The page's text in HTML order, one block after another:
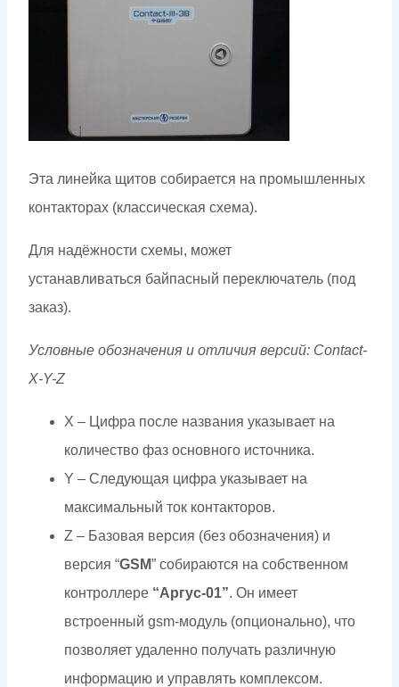
Эта линейка щитов собирается на промышленных
контакторах (классическая схема).
Для надёжности схемы, может
устанавливаться байпасный переключатель (под
заказ).
Условные обозначения и отличия версий: Contact-
X-Y-Z
X – Цифра после названия указывает на
количество фаз основного источника.
Y – Следующая цифра указывает на
максимальный ток контакторов.
Z – Базовая версия (без обозначения) и
версия “GSM” собираются на собственном
контроллере “Аргус-01”. Он имеет
встроенный gsm-модуль (опционально), что
позволяет удаленно получать различную
информацию и управлять комплексом.